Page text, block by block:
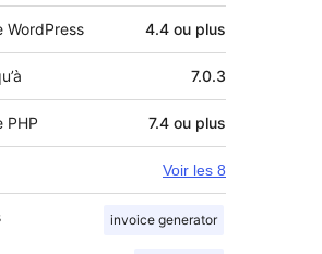
WordPress 4.4 ou plus
7.0.3
PHP 7.4 ou plus
Voir les 8
invoice generator